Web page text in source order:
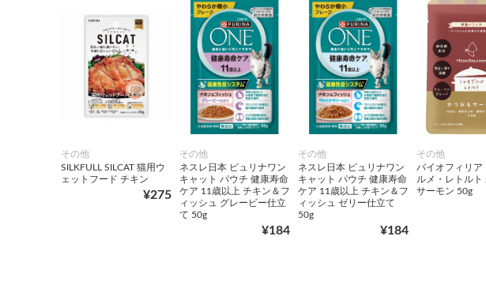
その他
SILKFULL SILCAT 猫用ウ
ェットフード チキン
¥275
その他
ネスレ日本 ピュリナワン
キャット パウチ 健康寿命
ケア 11歳以上 チキン＆フ
ィッシュ グレービー仕立
て 50g
¥184
その他
ネスレ日本 ピュリナワン
キャット パウチ 健康寿命
ケア 11歳以上 チキン＆フ
ィッシュ ゼリー仕立て
50g
¥184
その他
バイオフィリア
ルメ・レトルト
サーモン 50g